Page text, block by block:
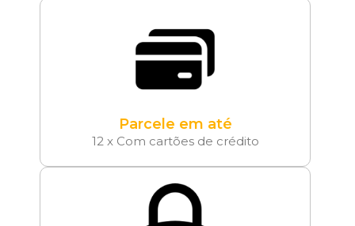
Parcele em até
12 x Com cartões de crédito